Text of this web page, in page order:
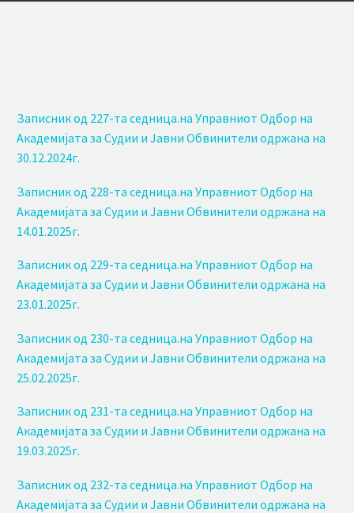
Записник од 227-та седница.на Управниот Одбор на
Академијата за Судии и Јавни Обвинители одржана на
30.12.2024г.
Записник од 228-та седница.на Управниот Одбор на
Академијата за Судии и Јавни Обвинители одржана на
14.01.2025г.
Записник од 229-та седница.на Управниот Одбор на
Академијата за Судии и Јавни Обвинители одржана на
23.01.2025г.
Записник од 230-та седница.на Управниот Одбор на
Академијата за Судии и Јавни Обвинители одржана на
25.02.2025г.
Записник од 231-та седница.на Управниот Одбор на
Академијата за Судии и Јавни Обвинители одржана на
19.03.2025г.
Записник од 232-та седница.на Управниот Одбор на
Академијата за Судии и Јавни Обвинители одржана на